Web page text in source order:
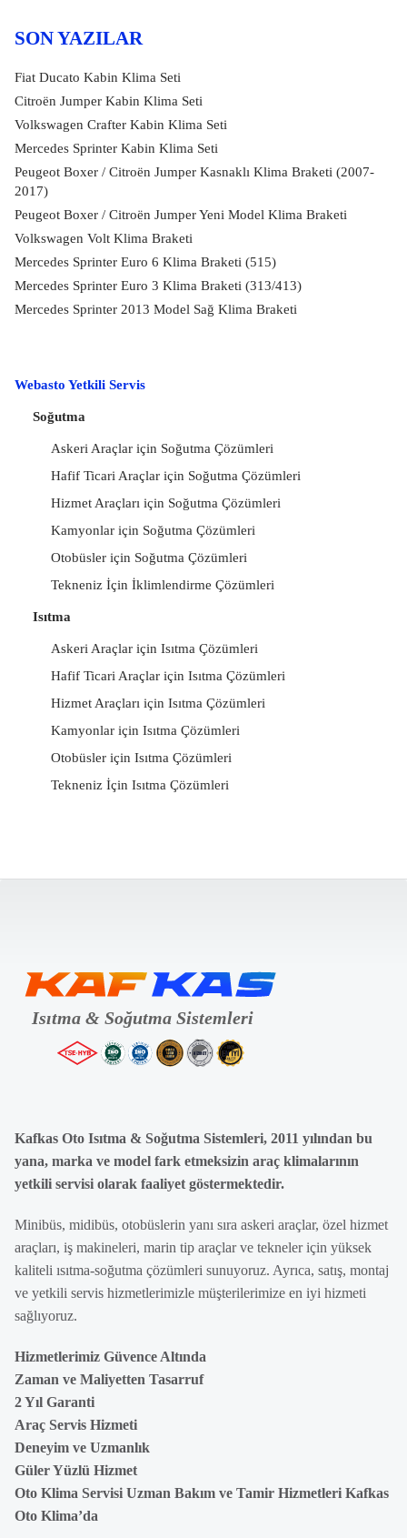
SON YAZILAR
Fiat Ducato Kabin Klima Seti
Citroën Jumper Kabin Klima Seti
Volkswagen Crafter Kabin Klima Seti
Mercedes Sprinter Kabin Klima Seti
Peugeot Boxer / Citroën Jumper Kasnaklı Klima Braketi (2007-
2017)
Peugeot Boxer / Citroën Jumper Yeni Model Klima Braketi
Volkswagen Volt Klima Braketi
Mercedes Sprinter Euro 6 Klima Braketi (515)
Mercedes Sprinter Euro 3 Klima Braketi (313/413)
Mercedes Sprinter 2013 Model Sağ Klima Braketi
Webasto Yetkili Servis
Soğutma
Askeri Araçlar için Soğutma Çözümleri
Hafif Ticari Araçlar için Soğutma Çözümleri
Hizmet Araçları için Soğutma Çözümleri
Kamyonlar için Soğutma Çözümleri
Otobüsler için Soğutma Çözümleri
Tekneniz İçin İklimlendirme Çözümleri
Isıtma
Askeri Araçlar için Isıtma Çözümleri
Hafif Ticari Araçlar için Isıtma Çözümleri
Hizmet Araçları için Isıtma Çözümleri
Kamyonlar için Isıtma Çözümleri
Otobüsler için Isıtma Çözümleri
Tekneniz İçin Isıtma Çözümleri
Kafkas Oto Isıtma & Soğutma Sistemleri, 2011 yılından bu
yana, marka ve model fark etmeksizin araç klimalarının
yetkili servisi olarak faaliyet göstermektedir.
Minibüs, midibüs, otobüslerin yanı sıra askeri araçlar, özel hizmet
araçları, iş makineleri, marin tip araçlar ve tekneler için yüksek
kaliteli ısıtma-soğutma çözümleri sunuyoruz. Ayrıca, satış, montaj
ve yetkili servis hizmetlerimizle müşterilerimize en iyi hizmeti
sağlıyoruz.
Hizmetlerimiz Güvence Altında
Zaman ve Maliyetten Tasarruf
2 Yıl Garanti
Araç Servis Hizmeti
Deneyim ve Uzmanlık
Güler Yüzlü Hizmet
Oto Klima Servisi Uzman Bakım ve Tamir Hizmetleri Kafkas
Oto Klima’da